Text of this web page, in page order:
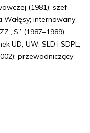
(1981); szef
Wałęsy; internowany
„S” (1987–1989);
UD, UW, SLD i SDPL;
przewodniczący